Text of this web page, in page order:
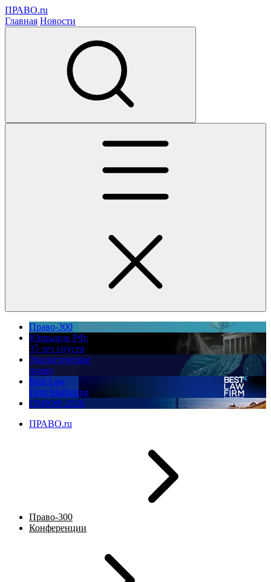
ПРАВО.ru
Главная Новости
Право-300
Юррынок РФ:
35 лет спустя
Экологическое
право
Best Law
Firm Marketing
ПМЮФ 2026
ПРАВО.ru
Право-300
Конференции